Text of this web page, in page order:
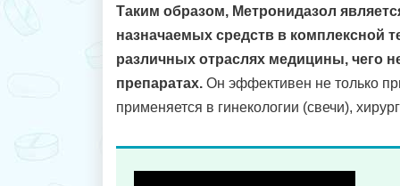
Таким образом, Метронидазол
назначаемых средств в комплексной
различных отраслях медицины, чего
препаратах. Он эффективен не только
применяется в гинекологии (свечи),